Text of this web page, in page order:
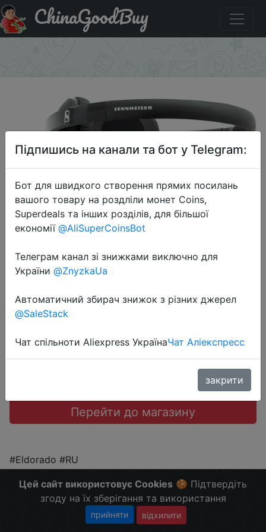
Придбати Наушники с микрофоном Sennheiser HD
2.20s BlackChinaGoodBuy
2022-07-05
Sennheiser HD 2.20s Black
999 руб.
Sale
Перейти до магазину
#Eldorado #RU
Цей сайт використовує Cookies 🍪 Підтвердіть
згоду на їх зберігання та використання
прийняти відхилити
Підпишись на канали та бот у Telegram:
Бот для швидкого створення прямих посилань
вашого товару на роздліли монет Coins,
Superdeals та інших розділів, для більшої
економії @AliSuperCoinsBot
Телеграм канал зі знижками виключно для
України @ZnyzkaUa
Автоматичний збирач знижок з різних джерел
@SaleStack
Чат спільноти Aliexpress УкраїнаЧат Аліекспресс
закрити